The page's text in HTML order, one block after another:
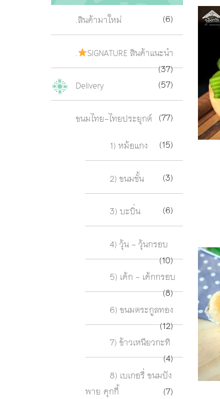
.สินค้ามาใหม่ (6)
.
SIGNATURE สินค้าแนะนำ
(37)
Delivery
(57)
ขนมไทย-ไทยประยุกต์ (77)
1) หม้อแกง
(15)
2) ขนมชั้น (3)
3) บะบิ่น (6)
4) วุ้น - วุ้นกรอบ
(10)
5) เค้ก - เค้กกรอบ
(8)
6) ขนมตระกูลทอง
(12)
7) ข้าวเหนียวกะทิ
(4)
8) เบเกอรี่ ขนมปัง
พาย คุกกี้
(7)